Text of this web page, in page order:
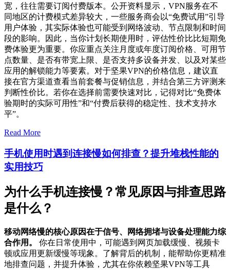
宽，往往需要订阅付费版本。公开资料显示，VPN服务在不
同地区的计费模式差异较大，一些服务商会以“免费试用”引导
用户体验，其实际体验也可能受到网络波动、节点限制和时间
段的影响。因此，当你计划长期使用时，评估性价比比短期免
费体验更为重要。你应重点关注月度或年度订阅价格、可用节
点数量、是否有带宽上限、是否支持多设备并发、以及对某些
应用的解锁能力等要素。对于坚果VPN的价格信息，建议直
接在官方渠道查看当前套餐与促销信息，并结合第三方评测来
判断性价比。若你在选择前需要快速对比，记得对比“免费体
验期时的实际可用性”和“付费后获得的稳定性、技术支持水
平”。
Read More
手机使用时遇到连接慢如何排查？提升堆栈性能的
实用技巧
为什么手机连接慢？常见原因与排查思路
是什么？
移动网络慢的核心原因在于信号、网络拥堵与设备处理能力综
合作用。
你在日常使用中，可能遇到网页加载缓慢、视频卡
顿或应用更新缓慢等现象。了解背后的机制，能帮助你更精准
地排查问题，并提升体验，尤其在你依赖坚果VPN等工具